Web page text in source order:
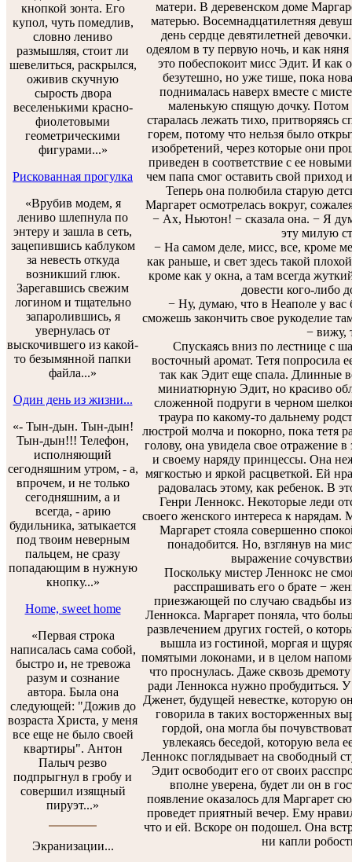
кнопкой зонта. Его
купол, чуть помедлив,
словно лениво
размышляя, стоит ли
шевелиться, раскрылся,
оживив скучную
сырость двора
веселенькими красно-
фиолетовыми
геометрическими
фигурами...»
Рискованная прогулка
«Врубив модем, я
лениво шлепнула по
энтеру и зашла в сеть,
зацепившись каблуком
за невесть откуда
возникший глюк.
Зарегавшись свежим
логином и тщательно
запаролившись, я
увернулась от
выскочившего из какой-
то безымянной папки
файла...»
Один день из жизни...
«- Тын-дын. Тын-дын!
Тын-дын!!! Телефон,
исполняющий
сегодняшним утром, - а,
впрочем, и не только
сегодняшним, а и
всегда, - арию
будильника, затыкается
под твоим неверным
пальцем, не сразу
попадающим в нужную
кнопку...»
Home, sweet home
«Первая строка
написалась сама собой,
быстро и, не тревожа
разум и сознание
автора. Была она
следующей: "Дожив до
возраста Христа, у меня
все еще не было своей
квартиры". Антон
Палыч резво
подпрыгнул в гробу и
совершил изящный
пируэт...»
Экранизации...
матери. В деревенском доме
матерью. Восемнадцатилетняя
день сердце девятилетней
одеялом в ту первую ночь, и как
это побеспокоит мисс Эдит. И как
безутешно, но уже тише, пока
поднималась наверх вместе с
маленькую спящую дочку. Потом
старалась лежать тихо, притворяясь
горем, потому что нельзя было
изобретений, через которые они
приведен в соответствие с ее
чем папа смог оставить свой приход
Теперь она полюбила старую
Маргарет осмотрелась вокруг,
− Ах, Ньютон! − сказала она. − Я
эту милую
− На самом деле, мисс, все, кроме
как раньше, и свет здесь такой
кроме как у окна, а там всегда
довести кого-либо
− Ну, думаю, что в Неаполе у вас
сможешь закончить свое рукоделие
− вижу,
Спускаясь вниз по лестнице с
восточный аромат. Тетя попросила
так как Эдит еще спала. Длинные
миниатюрную Эдит, но красиво
сложенной подруги в черном
траура по какому-то дальнему
люстрой молча и покорно, пока тетя
голову, она увидела свое отражение
и своему наряду принцессы. Она
мягкостью и яркой расцветкой. Ей
радовалась этому, как ребенок. В
Генри Леннокс. Некоторые леди
своего женского интереса к
Маргарет стояла совершенно
понадобится. Но, взглянув на
выражение
Поскольку мистер Леннокс не
расспрашивать его о брате −
приезжающей по случаю свадьбы
Леннокса. Маргарет поняла, что
развлечением других гостей, о
вышла из гостиной, моргая и
помятыми локонами, и в целом
что проснулась. Даже сквозь
ради Леннокса нужно пробудиться.
Дженет, будущей невестке, которую
говорила в таких восторженных
гордой, она могла бы
увлекаясь беседой, которую вела
Леннокс поглядывает на свободный
Эдит освободит его от своих
вполне уверена, будет ли он в
появление оказалось для Маргарет
проведет приятный вечер. Ему
что и ей. Вскоре он подошел. Она
ни капли